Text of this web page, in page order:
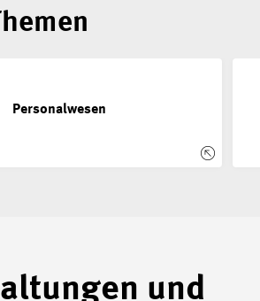
Personalwesen
und